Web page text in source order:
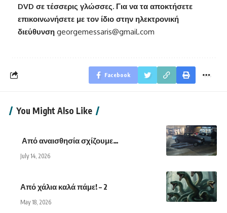
DVD σε τέσσερις γλώσσες. Για να τα αποκτήσετε
επικοινωνήσετε με τον ίδιο στην ηλεκτρονική
διεύθυνση georgemessaris@gmail.com
Facebook
You Might Also Like
Από αναισθησία σχίζουμε…
July 14, 2026
Από χάλια καλά πάμε! – 2
May 18, 2026